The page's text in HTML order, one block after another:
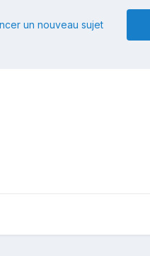
un nouveau sujet